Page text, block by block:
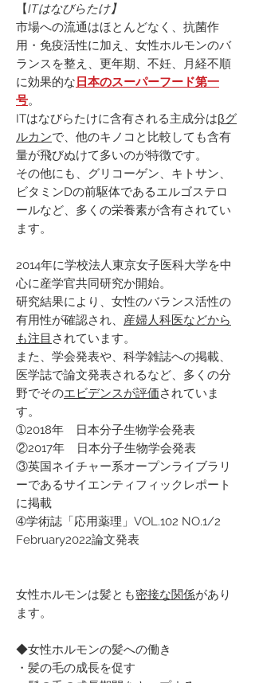
【ITはなびらたけ】
市場への流通はほとんどなく、抗菌作
用・免疫活性に加え、女性ホルモンのバ
ランスを整え、更年期、不妊、月経不順
に効果的な 日本のスーパーフード第一
号。
ITはなびらたけに含有される主成分はβグ
ルカンで、他のキノコと比較しても含有
量が飛びぬけて多いのが特徴です。
その他にも、グリコーゲン、キトサン、
ビタミンDの前駆体であるエルゴステロ
ールなど、多くの栄養素が含有されてい
ます。
2014年に学校法人東京女子医科大学を中
心に産学官共同研究か開始。
研究結果により、女性のバランス活性の
有用性が確認され、 産婦人科医などから
も注目 されています。
また、学会発表や、科学雑誌への掲載、
医学誌で論文発表されるなど、多くの分
野でそのエビデンスが評価されていま
す。
➀2018年 日本分子生物学会発表
②2017年 日本分子生物学会発表
③英国ネイチャー系オープンライブラリ
ーであるサイエンティフィックレポート
に掲載
➃学術誌「応用薬理」VOL.102 NO.1/2
February2022論文発表
女性ホルモンは髪とも密接な関係があり
ます。
◆女性ホルモンの髪への働き
・髪の毛の成長を促す